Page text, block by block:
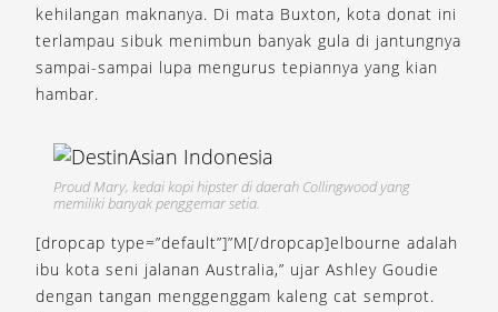
kehilangan maknanya. Di mata Buxton, kota donat ini
terlampau sibuk menimbun banyak gula di jantungnya
sampai-sampai lupa mengurus tepiannya yang kian
hambar.
Proud Mary, kedai kopi hipster di daerah Collingwood yang
memiliki banyak penggemar setia.
[dropcap type=”default”]”M[/dropcap]elbourne adalah
ibu kota seni jalanan Australia,” ujar Ashley Goudie
dengan tangan menggenggam kaleng cat semprot.